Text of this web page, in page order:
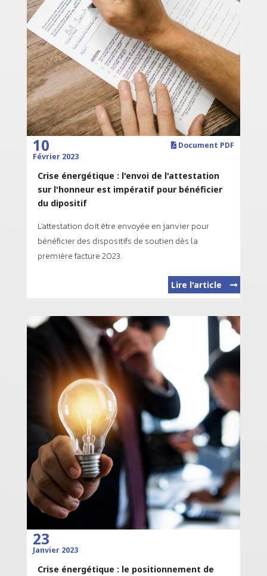
Document PDF
10
Février 2023
Crise énergétique : l'envoi de l'attestation
sur l'honneur est impératif pour bénéficier
du dipositif
L'attestation doit être envoyée en janvier pour
bénéficier des dispositifs de soutien dès la
première facture 2023.
Lire l'article
23
Janvier 2023
Crise énergétique : le positionnement de